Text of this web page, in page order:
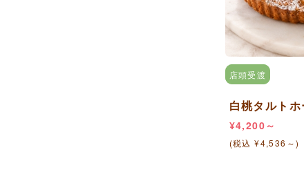
店頭受渡
白桃タルト
¥4,200～
(税込 ¥4,536～)